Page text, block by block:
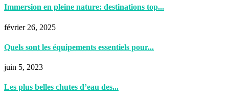
Immersion en pleine nature: destinations top...
février 26, 2025
Quels sont les équipements essentiels pour...
juin 5, 2023
Les plus belles chutes d’eau des...